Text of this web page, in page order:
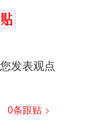
发表观点
0条跟贴